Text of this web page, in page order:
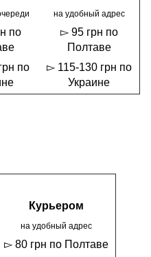
по
по
на удобный адрес
▻ 95 грн по
Полтаве
▻ 115-130 грн по
Украине
Курьером
на удобный адрес
▻ 80 грн по Полтаве